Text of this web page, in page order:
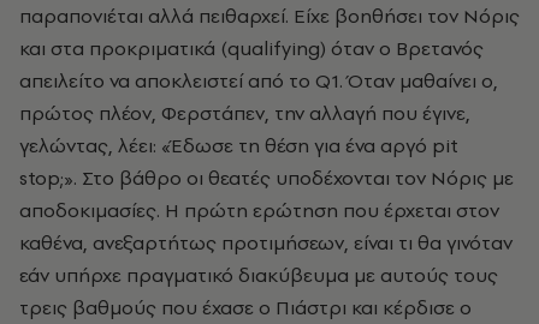
παραπονιέται αλλά πειθαρχεί. Είχε βοηθήσει τον Νόρις
και στα προκριματικά (qualifying) όταν ο Βρετανός
απειλείτο να αποκλειστεί από το Q1. Όταν μαθαίνει ο,
πρώτος πλέον, Φερστάπεν, την αλλαγή που έγινε,
γελώντας, λέει: «Έδωσε τη θέση για ένα αργό pit
stop;». Στο βάθρο οι θεατές υποδέχονται τον Νόρις με
αποδοκιμασίες. Η πρώτη ερώτηση που έρχεται στον
καθένα, ανεξαρτήτως προτιμήσεων, είναι τι θα γινόταν
εάν υπήρχε πραγματικό διακύβευμα με αυτούς τους
τρεις βαθμούς που έχασε ο Πιάστρι και κέρδισε ο